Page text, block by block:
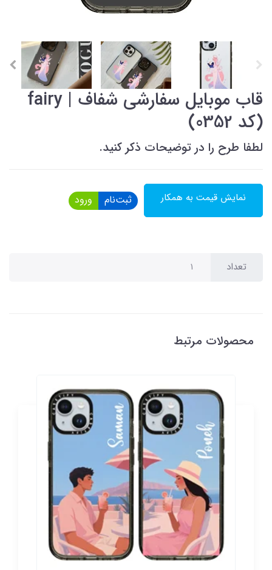
قاب موبایل سفارشی شفاف | fairy
(کد 0352)
لطفا طرح را در توضیحات ذکر کنید.
نمایش قیمت به همکار ثبت‌نام ورود
تعداد
محصولات مرتبط